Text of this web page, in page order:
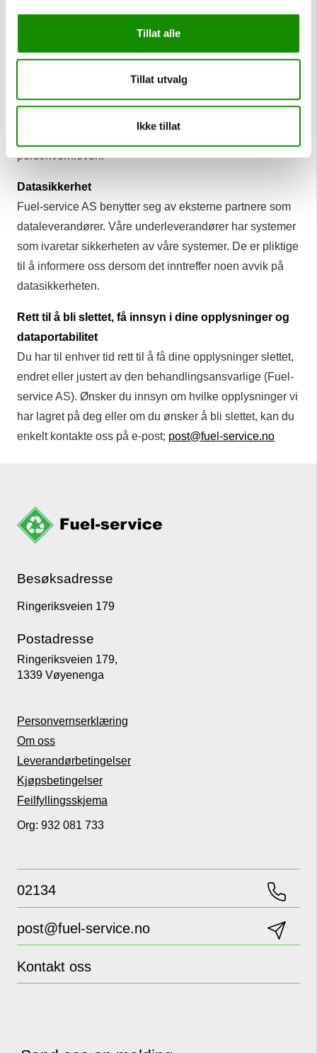
Tillat alle
Tillat utvalg
Ikke tillat
Databehandler
Vi benytter i noen tilfeller eksterne samarbeidspartnere
til innholdsproduksjon og de fungerer som
personvernloven.
Datasikkerhet
Fuel-service AS benytter seg av eksterne partnere som
dataleverandører. Våre underleverandører har systemer
som ivaretar sikkerheten av våre systemer. De er pliktige
til å informere oss dersom det inntreffer noen avvik på
datasikkerheten.
Rett til å bli slettet, få innsyn i dine opplysninger og
dataportabilitet
Du har til enhver tid rett til å få dine opplysninger slettet,
endret eller justert av den behandlingsansvarlige (Fuel-
service AS). Ønsker du innsyn om hvilke opplysninger vi
har lagret på deg eller om du ønsker å bli slettet, kan du
enkelt kontakte oss på e-post; post@fuel-service.no
Besøksadresse
Ringeriksveien 179
Postadresse
Ringeriksveien 179,
1339 Vøyenenga
Personvernserklæring
Om oss
Leverandørbetingelser
Kjøpsbetingelser
Feilfyllingsskjema
Org: 932 081 733
02134
post@fuel-service.no
Kontakt oss